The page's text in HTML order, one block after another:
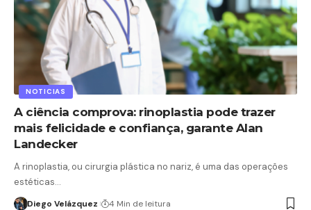
NOTICIAS
A ciência comprova: rinoplastia pode trazer
mais felicidade e confiança, garante Alan
Landecker
A rinoplastia, ou cirurgia plástica no nariz, é uma das operações
estéticas…
Diego Velázquez 4 Min de leitura